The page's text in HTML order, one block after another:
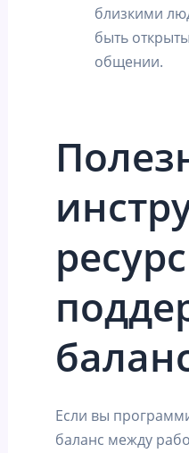
близкими
быть
общении.
Если вы
баланс между